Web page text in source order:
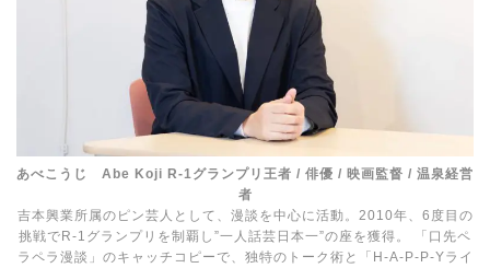
あべこうじ Abe Koji R-1グランプリ王者 / 俳優 / 映画監督 / 温泉経営
者
吉本興業所属のピン芸人として、漫談を中心に活動。2010年、6度目の
挑戦でR-1グランプリを制覇し”一人話芸日本一”の座を獲得。 「口先ペ
ラペラ漫談」のキャッチコピーで、独特のトーク術と「H-A-P-P-Yライ